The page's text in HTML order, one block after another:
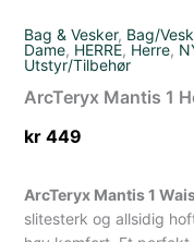
Bag & Vesker, Bag/
Dame, HERRE, Herre,
Utstyr/Tilbehør
ArcTeryx Mantis 1
kr 449
ArcTeryx Mantis 1
slitesterk og allsidig